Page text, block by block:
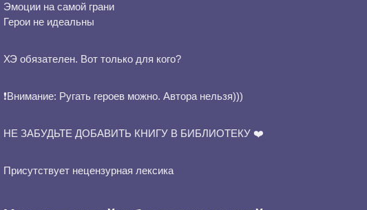
Эмоции на самой грани
Герои не идеальны
ХЭ обязателен. Вот только для кого?
❗️Внимание: Ругать героев можно. Автора нельзя)))
НЕ ЗАБУДЬТЕ ДОБАВИТЬ КНИГУ В БИБЛИОТЕКУ ❤️
Присутствует нецензурная лексика